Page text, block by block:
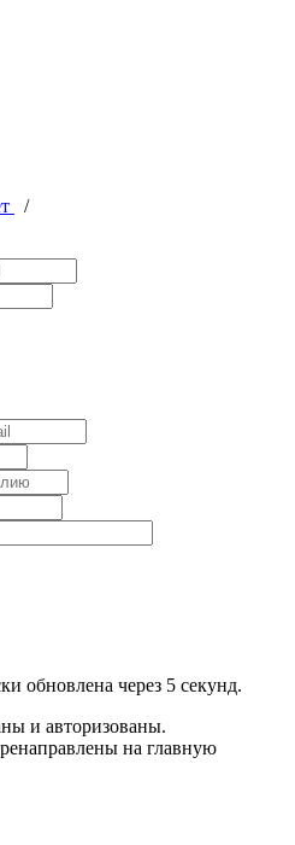
/
обновлена через 5 секунд.
и авторизованы.
на главную